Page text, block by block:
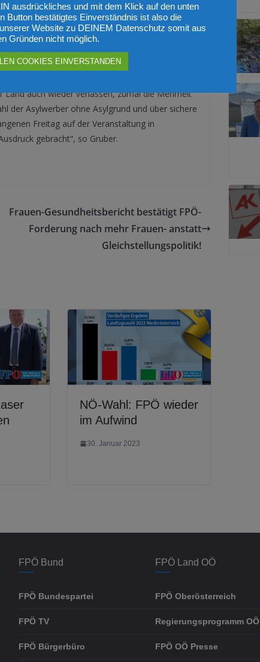
Islam bereite den Österreichern zunehmend
Gewalttaten in Europa und Österreich der
sich zu integrieren und unsere Werte
ab. Es sei aber nochmals deutlich gesagt: Wer
auch wieder verlassen, zumal die Mehrheit
der Asylwerber ohne Asylgrund und über sichere
Freitag auf der Veranstaltung in
gebracht“, so Gruber.
Frauen-Gesundheitsbericht bestätigt FPÖ-
Forderung nach mehr Frauen- anstatt
Gleichstellungspolitik!
NÖ-Wahl: FPÖ wieder
im Aufwind
30. Januar 2023
FPÖ Bund
FPÖ Bundespartei
FPÖ TV
FPÖ Bürgerbüro
FPÖ Land OÖ
FPÖ Oberösterreich
Regierungsprogramm OÖ
FPÖ OÖ Presse
ausdrückliches und mit dem Klick auf den unten
Button bestätigtes Einverständnis ist also die
Website zu DEINEM Datenschutz somit aus
Gründen nicht möglich.
COOKIES EINVERSTANDEN